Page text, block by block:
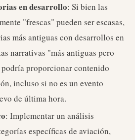
en desarrollo: Si bien las
"frescas" pueden ser escasas,
más antiguas con desarrollos en
narrativas "más antiguas pero
proporcionar contenido
incluso si no es un evento
de última hora.
: Implementar un análisis
específicas de aviación,